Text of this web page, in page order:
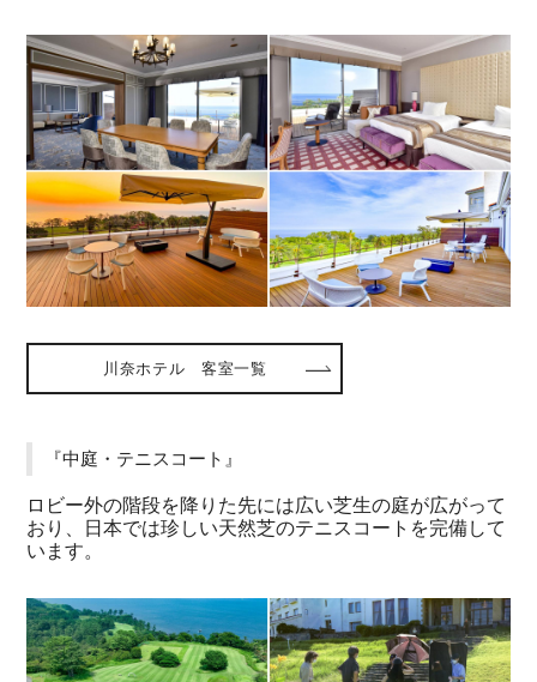
川奈ホテル 客室一覧
『中庭・テニスコート』
ロビー外の階段を降りた先には広い芝生の庭が広がって
おり、日本では珍しい天然芝のテニスコートを完備して
います。